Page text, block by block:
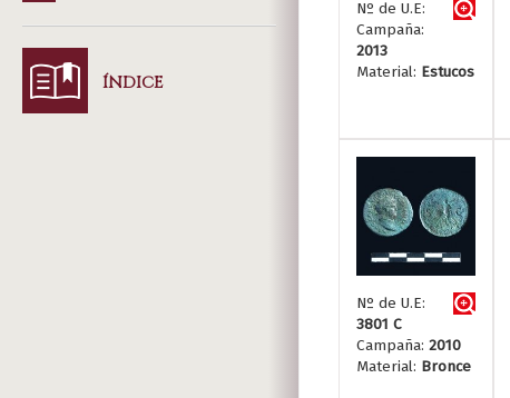
ÍNDICE
Nº de U.E:
Campaña:
2013
Material: Estucos
Nº de U.E:
3801 C
Campaña: 2010
Material: Bronce